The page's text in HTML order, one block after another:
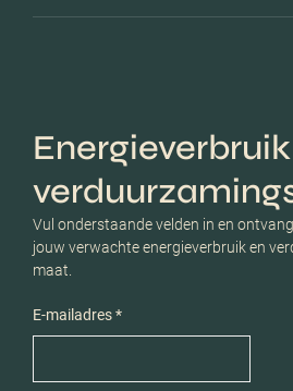
Vul onderstaande velden in en
jouw verwachte energieverbruik en
maat.
E-mailadres *